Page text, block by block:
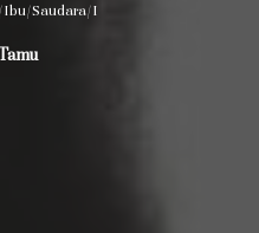
Ibu/Saudara/i